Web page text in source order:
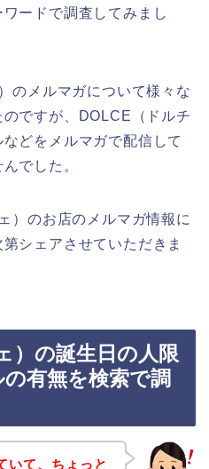
ードで調査してみまし
のメルマガについて様々な
ですが、DOLCE（ドルチ
どをメルマガで配信して
でした。
）のお店のメルマガ情報に
シェアさせていただきま
）の誕生日の人限
有無を検索で調
いて、ちょっと